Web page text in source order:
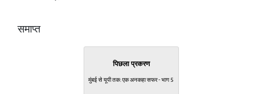
समाप्त
पिछला प्रकरण
मुंबई से यूपी तक: एक अनकहा सफर - भाग 5